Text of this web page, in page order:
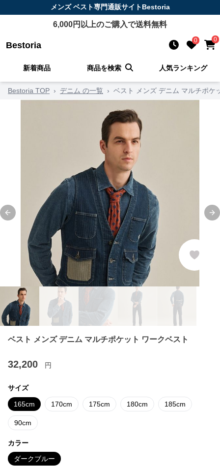
メンズ ベスト専門通販サイトBestoria
6,000円以上のご購入で送料無料
Bestoria 0 0
新着商品 商品を検索 人気ランキング
Bestoria TOP › デニム の一覧 › ベスト メンズ デニム マルチポケ
Previous slide
ベスト メンズ デニム マルチポケット ワークベスト
32,200 円
サイズ
165cm 170cm 175cm 180cm 185cm
90cm
カラー
ダークブルー